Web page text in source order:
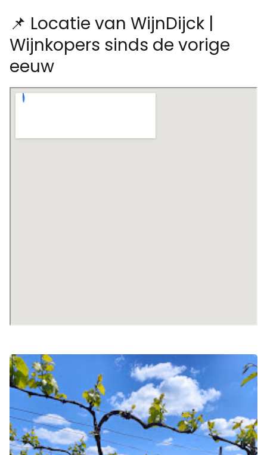
📌 Locatie van WijnDijck |
Wijnkopers sinds de vorige
eeuw